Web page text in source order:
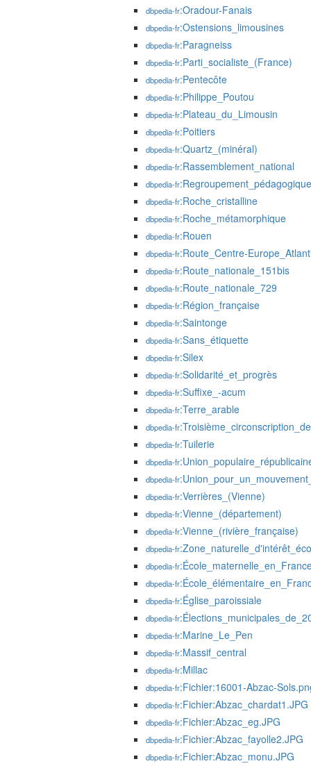
dbpedia-fr:Oradour-Fanais
dbpedia-fr:Ostensions_limousines
dbpedia-fr:Paragneiss
dbpedia-fr:Parti_socialiste_(France)
dbpedia-fr:Pentecôte
dbpedia-fr:Philippe_Poutou
dbpedia-fr:Plateau_du_Limousin
dbpedia-fr:Poitiers
dbpedia-fr:Quartz_(minéral)
dbpedia-fr:Rassemblement_national
dbpedia-fr:Regroupement_pédagogique
dbpedia-fr:Roche_cristalline
dbpedia-fr:Roche_métamorphique
dbpedia-fr:Rouen
dbpedia-fr:Route_Centre-
dbpedia-fr:Route_nationale_151bis
dbpedia-fr:Route_nationale_729
dbpedia-fr:Région_française
dbpedia-fr:Saintonge
dbpedia-fr:Sans_étiquette
dbpedia-fr:Silex
dbpedia-fr:Solidarité_et_progrès
dbpedia-fr:Suffixe_-acum
dbpedia-fr:Terre_arable
dbpedia-fr
dbpedia-fr:Tuilerie
dbpedia-fr
dbpedia-fr
dbpedia-fr:Verrières_(Vienne)
dbpedia-fr:Vienne_(département)
dbpedia-fr:Vienne_(rivière_française)
dbpedia-fr
dbpedia-fr
dbpedia-fr
dbpedia-fr:Église_paroissiale
dbpedia-fr
dbpedia-fr:Marine_Le_Pen
dbpedia-fr:Massif_central
dbpedia-fr:Millac
dbpedia-fr:Fichier:16001-Abzac-
dbpedia-fr:Fichier:Abzac_chardat1.JPG
dbpedia-fr:Fichier:Abzac_eg.JPG
dbpedia-fr:Fichier:Abzac_fayolle2.JPG
dbpedia-fr:Fichier:Abzac_monu.JPG